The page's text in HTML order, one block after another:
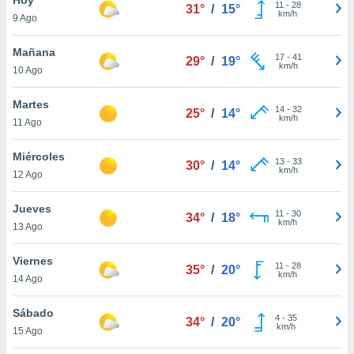
y
en
más
de
9 Ago
31° / 15° 11 - 28
km/h
Mañana
10 Ago
29° / 19° 17- 41
km/h
Martes
11 Ago
25° / 14° 14- 32
km/h
Miércoles
12 Ago
30° / 14° 13- 33
km/h
Jueves
13 Ago
34° / 18° 11 - 30
km/h
Viernes
14 Ago
35° / 20° 11 - 28
km/h
Sábado
15 Ago
34° / 20° 4- 35
km/h